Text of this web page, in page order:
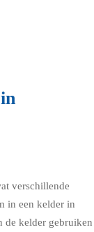
verschillende
in een kelder in
de kelder gebruiken